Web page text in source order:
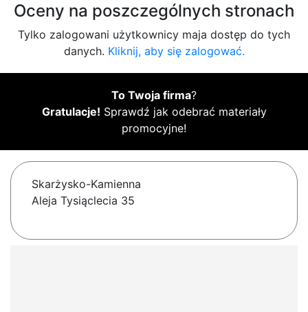
Oceny na poszczególnych stronach
Tylko zalogowani użytkownicy maja dostęp do tych
danych. Kliknij, aby się zalogować.
To Twoja firma?
Gratulacje! Sprawdź jak odebrać materiały
promocyjne!
Skarżysko-Kamienna
Aleja Tysiąclecia 35